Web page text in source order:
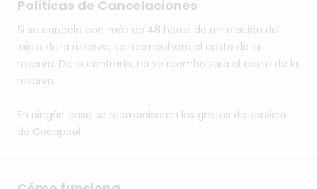
Políticas de Cancelaciones
Si se cancela con más de 48 horas de antelación del
inicio de la reserva, se reembolsará el coste de la
reserva. De lo contrario, no se reembolsará el coste de la
reserva.
En ningún caso se reembolsaran los gastos de servicio
de Cocopool.